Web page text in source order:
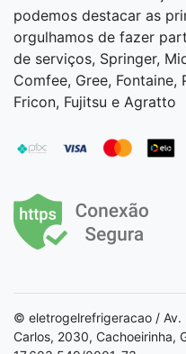
podemos destacar as
orgulhamos de fazer
de serviços, Springer,
Comfee, Gree, Fontaine,
Fricon, Fujitsu e Agratto
© eletrogelrefrigeracao / Av.
Carlos, 2030, Cachoeirinha,